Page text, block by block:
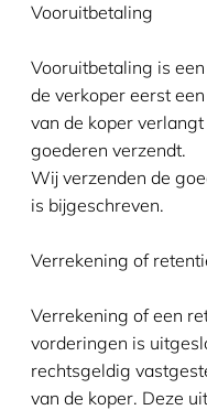
Vooruitbetaling
Vooruitbetaling is
de verkoper eerst
van de koper
goederen verzendt.
Wij verzenden de
is bijgeschreven.
Verrekening of
Verrekening of een
vorderingen is
rechtsgeldig
van de koper. Deze